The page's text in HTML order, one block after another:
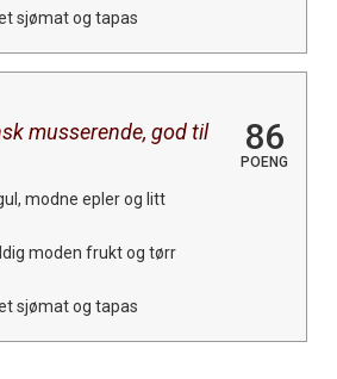
sjømat og tapas
musserende, god til
86
POENG
modne epler og litt
moden frukt og tørr
sjømat og tapas